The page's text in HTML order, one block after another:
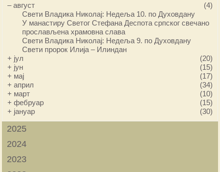
–август
(4)
Свети Владика Николај: Недеља 10. по Духовдану
У манастиру Светог Стефана Деспота српског свечано
прослављена храмовна слава
Свети Владика Николај: Недеља 9. по Духовдану
Свети пророк Илија – Илиндан
+ јул
(20)
+ јун
(15)
+ мај
(17)
+април
(34)
+ март
(10)
+фебруар
(15)
+ јануар (30)
2025
2024
2023